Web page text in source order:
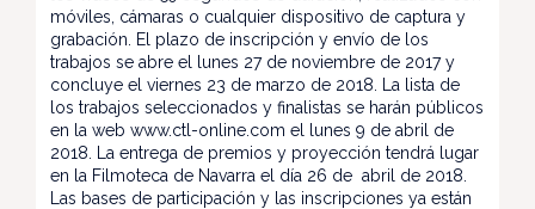
móviles, cámaras o cualquier dispositivo de captura y
grabación. El plazo de inscripción y envío de los
trabajos se abre el lunes 27 de noviembre de 2017 y
concluye el viernes 23 de marzo de 2018. La lista de
los trabajos seleccionados y finalistas se harán públicos
en la web www.ctl-online.com el lunes 9 de abril de
2018. La entrega de premios y proyección tendrá lugar
en la Filmoteca de Navarra el día 26 de abril de 2018.
Las bases de participación y las inscripciones ya están